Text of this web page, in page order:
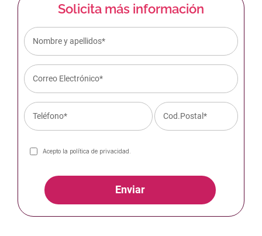
Solicita más información
Acepto la política de privacidad
Enviar